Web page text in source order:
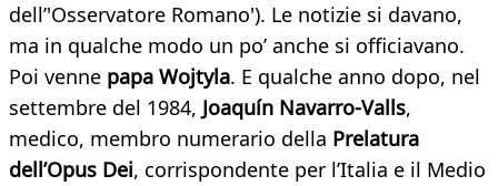
dell’'Osservatore Romano'). Le notizie si davano,
ma in qualche modo un po’ anche si officiavano.
Poi venne papa Wojtyla. E qualche anno dopo, nel
settembre del 1984, Joaquín Navarro-Valls,
medico, membro numerario della Prelatura
dell’Opus Dei, corrispondente per l’Italia e il Medio